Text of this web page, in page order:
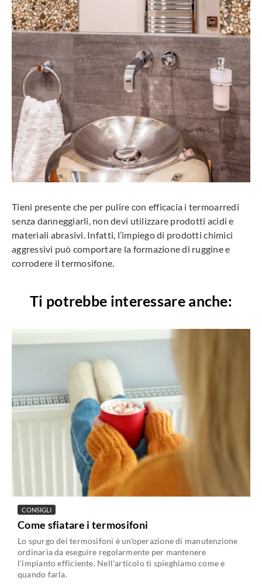
Tieni presente che per pulire con efficacia i termoarredi
senza danneggiarli, non devi utilizzare prodotti acidi e
materiali abrasivi. Infatti, l’impiego di prodotti chimici
aggressivi può comportare la formazione di ruggine e
corrodere il termosifone.
Ti potrebbe interessare anche:
CONSIGLI
Come sfiatare i termosifoni
Lo spurgo dei termosifoni è un'operazione di manutenzione
ordinaria da eseguire regolarmente per mantenere
l'impianto efficiente. Nell'articolo ti spieghiamo come e
quando farla.